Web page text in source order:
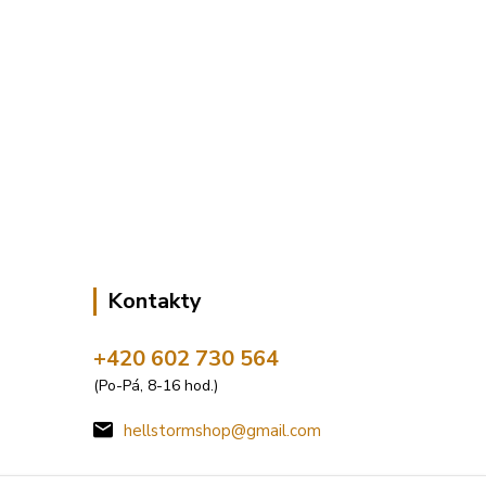
Kontakty
+420 602 730 564
(Po-Pá, 8-16 hod.)
hellstormshop@gmail.com